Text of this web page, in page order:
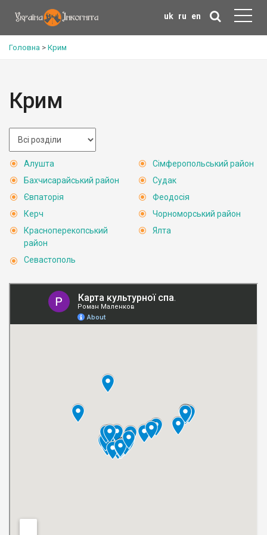
uk ru en
Головна > Крим
Крим
Алушта
Бахчисарайський район
Євпаторія
Керч
Красноперекопський
район
Севастополь
Сімферопольський район
Судак
Феодосія
Чорноморський район
Ялта